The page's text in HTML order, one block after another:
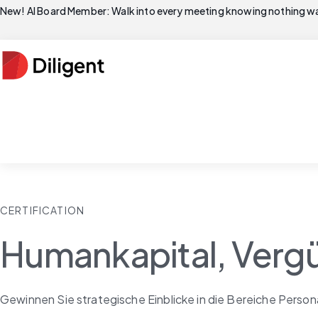
New! AI Board Member: Walk into every meeting knowing nothing
CERTIFICATION
Humankapital,
Gewinnen Sie strategische Einblicke in die Bereiche